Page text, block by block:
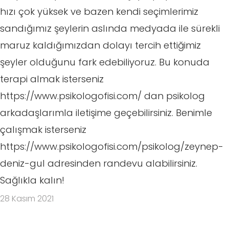
hızı çok yüksek ve bazen kendi seçimlerimiz
sandığımız şeylerin aslında medyada ile sürekli
maruz kaldığımızdan dolayı tercih ettiğimiz
şeyler olduğunu fark edebiliyoruz. Bu konuda
terapi almak isterseniz
https://www.psikologofisi.com/ dan psikolog
arkadaşlarımla iletişime geçebilirsiniz. Benimle
çalışmak isterseniz
https://www.psikologofisi.com/psikolog/zeynep-
deniz-gul adresinden randevu alabilirsiniz.
Sağlıkla kalın!
28 Kasım 2021